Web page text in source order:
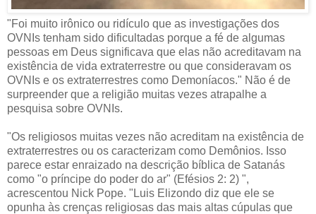
"Foi muito irônico ou ridículo que as investigações dos
OVNIs tenham sido dificultadas porque a fé de algumas
pessoas em Deus significava que elas não acreditavam na
existência de vida extraterrestre ou que consideravam os
OVNIs e os extraterrestres como Demoníacos." Não é de
surpreender que a religião muitas vezes atrapalhe a
pesquisa sobre OVNIs.
"Os religiosos muitas vezes não acreditam na existência de
extraterrestres ou os caracterizam como Demônios. Isso
parece estar enraizado na descrição bíblica de Satanás
como "o príncipe do poder do ar" (Efésios 2: 2) ",
acrescentou Nick Pope. "Luis Elizondo diz que ele se
opunha às crenças religiosas das mais altas cúpulas que